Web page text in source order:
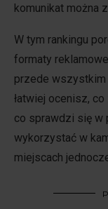
komunikat można
W tym rankingu
formaty
przede wszystkim
łatwiej ocenisz,
co sprawdzi się w
wykorzystać w
miejscach